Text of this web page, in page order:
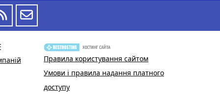
Правила користування сайтом
Умови і правила надання платного
доступу